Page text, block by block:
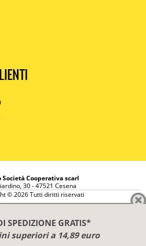
SPEDIZIONE GRATIS*
superiori a 14,89 euro
Società Cooperativa scarl
30 - 47521 Cesena
© 2026 Tutti diritti riservati
Diritto di reso
Disclaimer
Privacy Policy